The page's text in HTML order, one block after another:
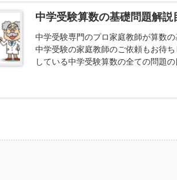
中学受験算数の基礎問題解説
中学受験専門のプロ家庭教師が算数の
中学受験の家庭教師のご依頼もお待
している中学受験算数の全ての問題